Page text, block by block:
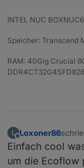
die
ich
bei
ein,
INTEL NUC
Speicher: Transcend
RAM: 40Gig Crucial
L
Offline
Loxoner86
Einfach cool
um die Ecoflow